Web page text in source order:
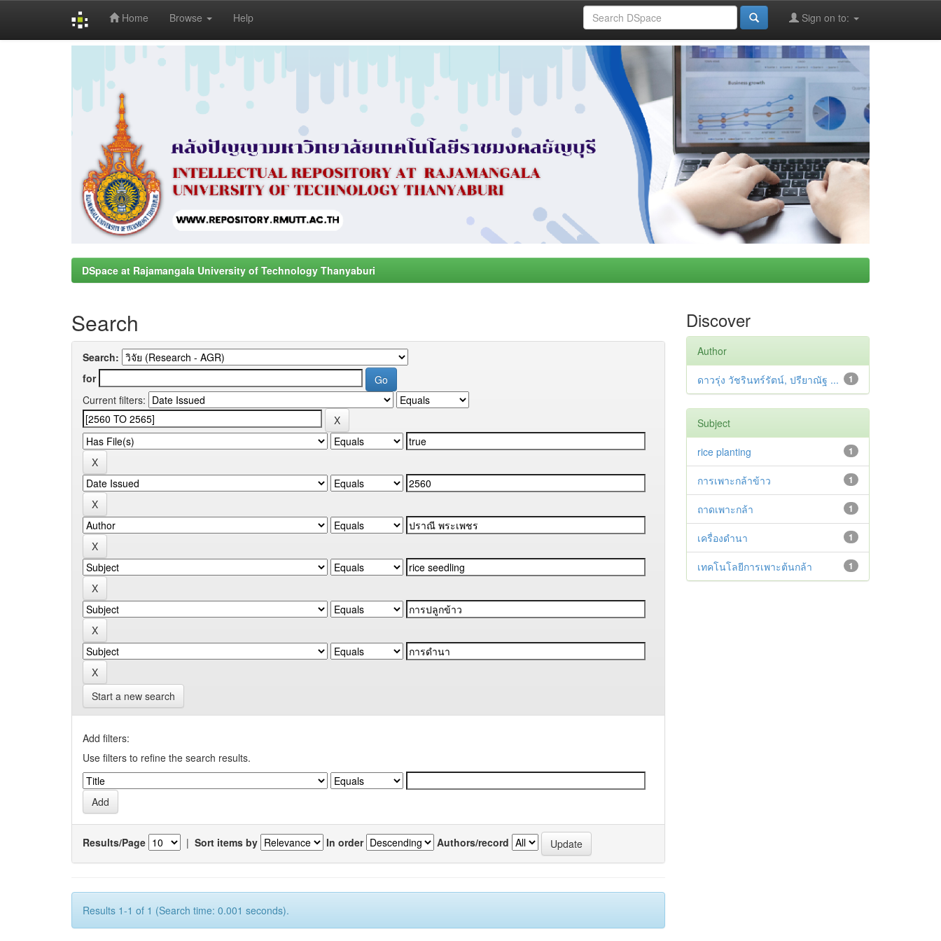
Home Browse Help Sign on to:
DSpace at Rajamangala University of Technology Thanyaburi
Search
Search:
for
Current filters:
Start a new search
Add filters:
Use filters to refine the search results.
Results/Page | Sort items by In order Authors/record
Results 1-1 of 1 (Search time: 0.001 seconds).
Discover
Author
1
ดาวรุ่ง วัชรินทร์รัตน์, ปรียาณัฐ ...
Subject
1
rice planting
1
การเพาะกล้าข้าว
1
ถาดเพาะกล้า
1
เครื่องดำนา
1
เทคโนโลยีการเพาะต้นกล้า